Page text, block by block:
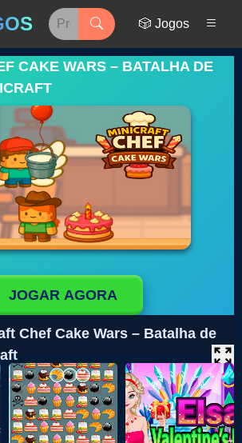
🎲 Jogos
CAKE WARS – BATALHA DE
JOGAR AGORA
Chef Cake Wars – Batalha de